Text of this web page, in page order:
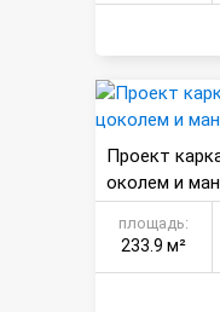
Проект
околем и
площадь:
233.9 м²